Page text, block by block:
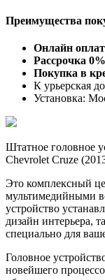
Преимущества
Онлайн
Рассрочка
Покупка в
К урьерская
Установка:
Штатное головное
Chevrolet Cruze
Это комплексный
мультимедийными
устройство
дизайн интерьера,
специально для
Головное
новейшего